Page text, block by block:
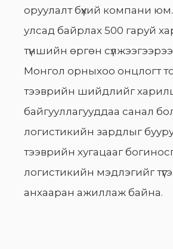
оруулалт бүхий компани
улсад байрлах 500 гаруй
түншийн өргөн
Монгол орныхоо онцлогт
тээврийн шийдлийг
байгууллагууддаа санал
логистикийн зардлыг
тээврийн хугацааг
логистикийн мэдлэгийг
анхааран ажиллаж байна.